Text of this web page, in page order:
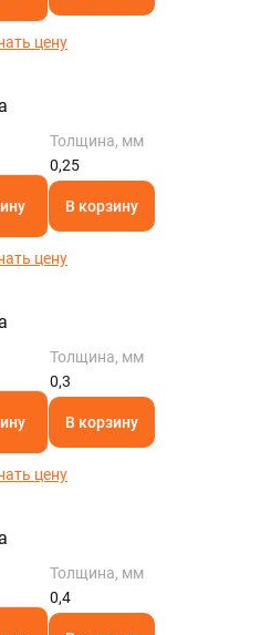
цену
Толщина, мм
0,25
В корзину
цену
Толщина, мм
0,3
В корзину
цену
Толщина, мм
0,4